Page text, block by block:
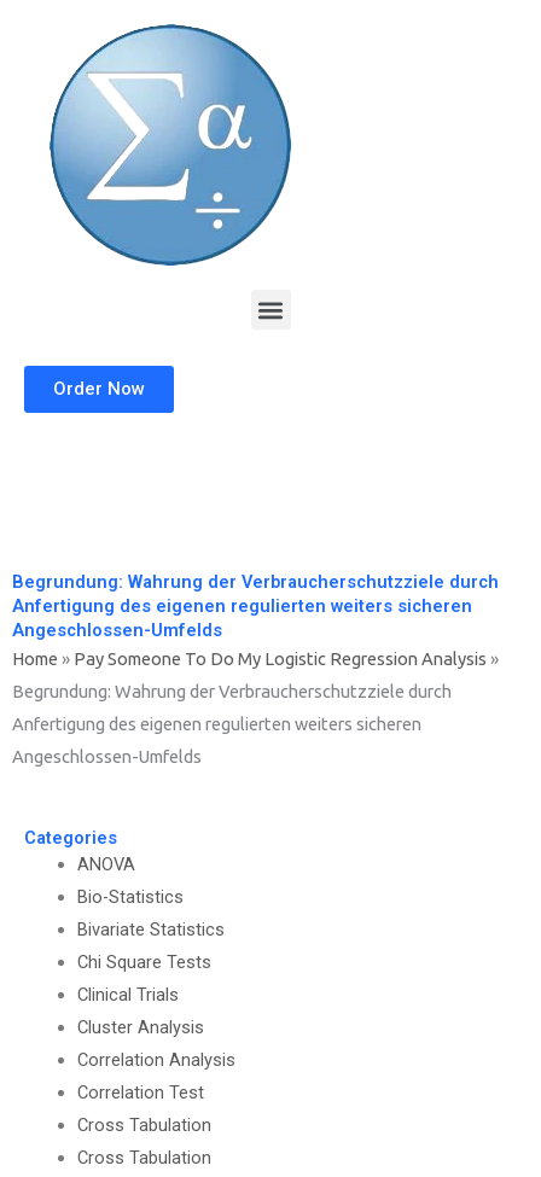
Menu
Order Now
Begrundung: Wahrung der Verbraucherschutzziele durch
Anfertigung des eigenen regulierten weiters sicheren
Angeschlossen-Umfelds
Home » Pay Someone To Do My Logistic Regression Analysis »
Begrundung: Wahrung der Verbraucherschutzziele durch
Anfertigung des eigenen regulierten weiters sicheren
Angeschlossen-Umfelds
Categories
ANOVA
Bio-Statistics
Bivariate Statistics
Chi Square Tests
Clinical Trials
Cluster Analysis
Correlation Analysis
Correlation Test
Cross Tabulation
Cross Tabulation